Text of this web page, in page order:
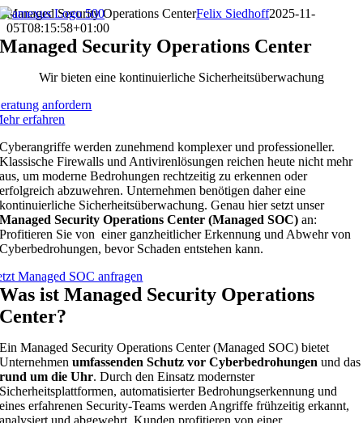
Zum
Inhalt
springen
Managed Security Operations CenterFelix Siedhoff2025-11-
05T08:15:58+01:00
Managed Security Operations Center
Wir bieten eine kontinuierliche Sicherheitsüberwachung
anfordern
erfahren
Cyberangriffe werden zunehmend komplexer und professioneller.
Klassische Firewalls und Antivirenlösungen reichen heute nicht mehr
aus, um moderne Bedrohungen rechtzeitig zu erkennen oder
erfolgreich abzuwehren. Unternehmen benötigen daher eine
kontinuierliche Sicherheitsüberwachung. Genau hier setzt unser
Managed Security Operations Center (Managed SOC) an:
Profitieren Sie von einer ganzheitlicher Erkennung und Abwehr von
Cyberbedrohungen, bevor Schaden entstehen kann.
Managed SOC anfragen
Was ist Managed Security Operations
Center?
Ein Managed Security Operations Center (Managed SOC) bietet
Unternehmenumfassenden Schutz vor Cyberbedrohungen und das
rund um die Uhr. Durch den Einsatz modernster
Sicherheitsplattformen, automatisierter Bedrohungserkennung und
eines erfahrenen Security-Teams werden Angriffe frühzeitig erkannt,
analysiert und abgewehrt. Kunden profitieren von einer